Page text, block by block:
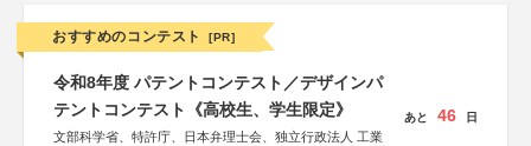
おすすめのコンテスト [PR]
令和8年度 パテントコンテスト／デザインパ
テントコンテスト《高校生、学生限定》
文部科学省、特許庁、日本弁理士会、独立行政法人 工業
あと 46 日